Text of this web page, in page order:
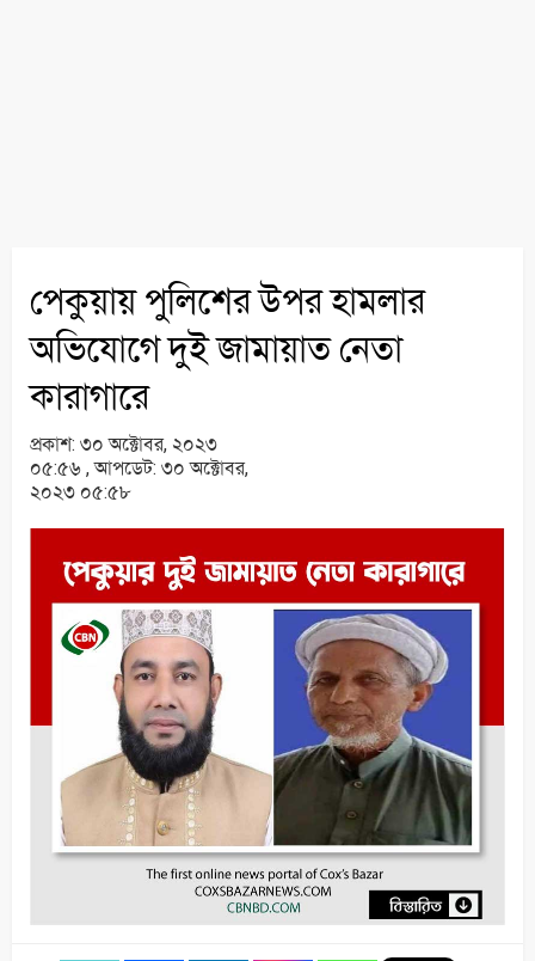
পেকুয়ায় পুলিশের উপর হামলার
অভিযোগে দুই জামায়াত নেতা
কারাগারে
প্রকাশ: ৩০ অক্টোবর, ২০২৩
০৫:৫৬ ,আপডেট: ৩০ অক্টোবর,
২০২৩ ০৫:৫৮